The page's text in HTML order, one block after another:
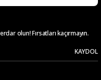
olun! Fırsatları kaçırmayın.
KAYDOL